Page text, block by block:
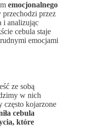
emocjonalnego
przechodzi przez
i analizując
cebula staje
emocjami
ze sobą
w nich
często kojarzone
cebula
które